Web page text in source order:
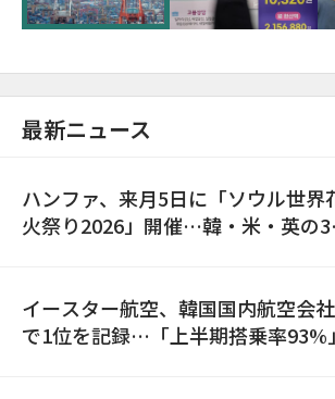
最新ニュース
ハンファ、来月5日に「ソウル世界
火祭り2026」開催…韓・米・英の3
イースター航空、韓国国内航空会社
で1位を記録…「上半期搭乗率93%」